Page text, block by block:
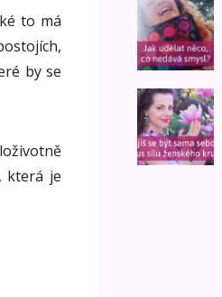
to má
by se
která je